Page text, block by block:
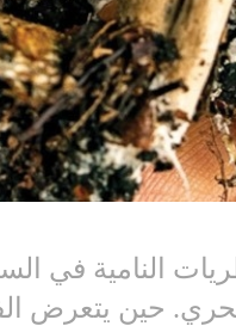
النامية في
حين يتعرض